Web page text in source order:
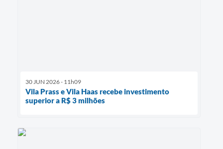
30 JUN 2026 - 11h09
Vila Prass e Vila Haas recebe investimento
superior a R$ 3 milhões